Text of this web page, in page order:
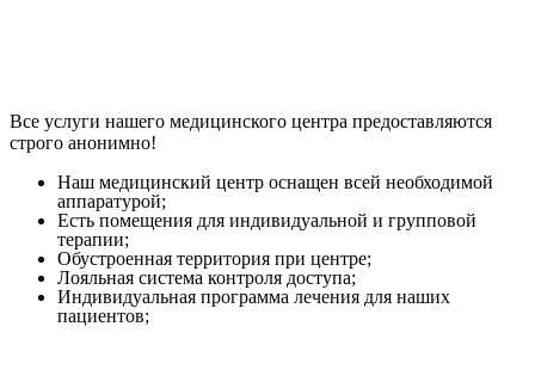
Все услуги нашего медицинского центра предоставляются
строго анонимно!
Наш медицинский центр оснащен всей необходимой
аппаратурой;
Есть помещения для индивидуальной и групповой
терапии;
Обустроенная территория при центре;
Лояльная система контроля доступа;
Индивидуальная программа лечения для наших
пациентов;